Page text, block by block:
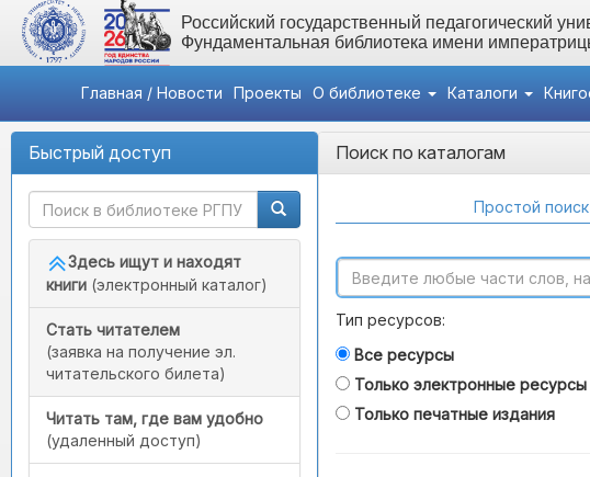
Российский государственный педагогический
Фундаментальная библиотека имени
Главная / Новости Проекты О библиотеке Каталоги
Быстрый доступ
Здесь ищут и находят
книги (электронный каталог)
Стать читателем
(заявка на получение эл.
читательского билета)
Читать там, где вам удобно
(удаленный доступ)
Поиск по каталогам
Простой поиск
Тип ресурсов:
Все ресурсы
Только электронные ресурсы
Только печатные издания